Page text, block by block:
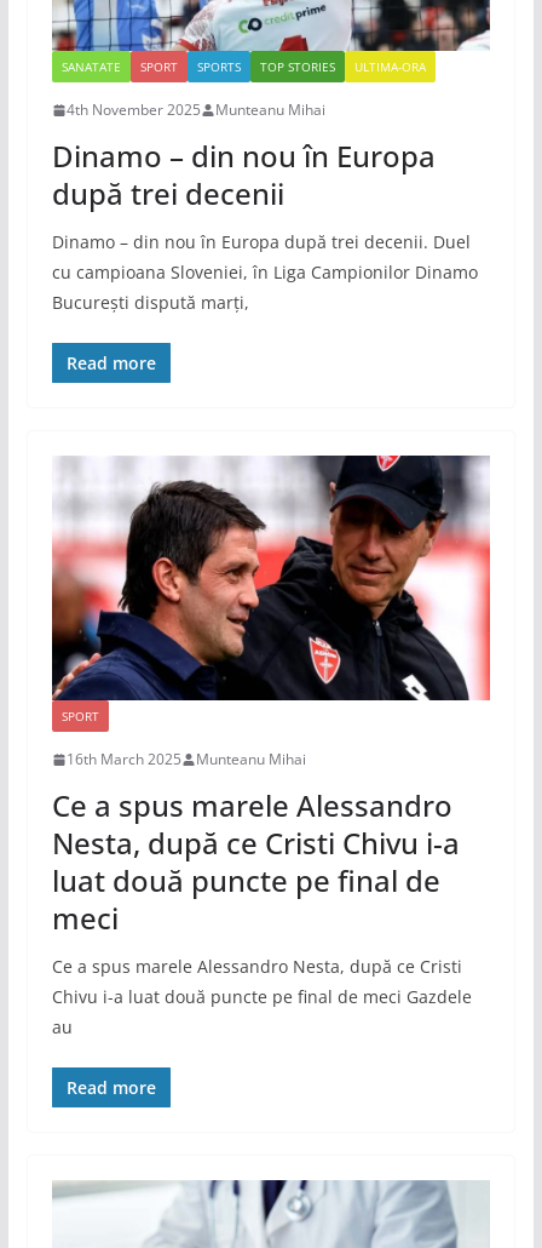
SANATATE SPORT SPORTS TOP STORIES ULTIMA-ORA
4th November 2025 Munteanu Mihai
Dinamo – din nou în Europa
după trei decenii
Dinamo – din nou în Europa după trei decenii. Duel
cu campioana Sloveniei, în Liga Campionilor Dinamo
București dispută marți,
Read more
SPORT
16th March 2025 Munteanu Mihai
Ce a spus marele Alessandro
Nesta, după ce Cristi Chivu i-a
luat două puncte pe final de
meci
Ce a spus marele Alessandro Nesta, după ce Cristi
Chivu i-a luat două puncte pe final de meci Gazdele
au
Read more